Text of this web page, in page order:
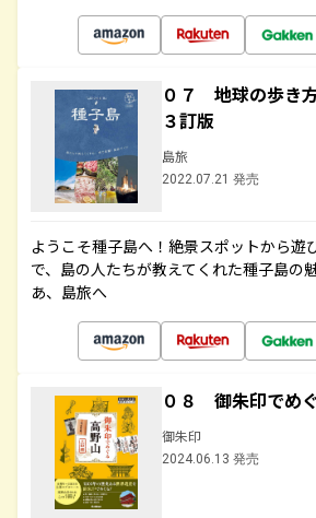
０７ 地球の歩
３訂版
島旅
2022.07.21 発売
ようこそ種子島へ！絶景スポットから遊
で、島の人たちが教えてくれた種子島の
あ、島旅へ
０８ 御朱印でめ
御朱印
2024.06.13 発売